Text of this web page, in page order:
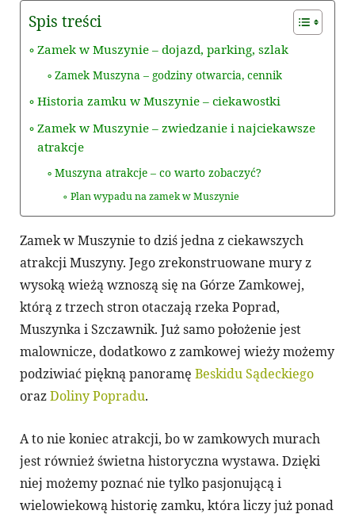
Spis treści
Zamek w Muszynie – dojazd, parking, szlak
Zamek Muszyna – godziny otwarcia, cennik
Historia zamku w Muszynie – ciekawostki
Zamek w Muszynie – zwiedzanie i najciekawsze
atrakcje
Muszyna atrakcje – co warto zobaczyć?
Plan wypadu na zamek w Muszynie
Zamek w Muszynie to dziś jedna z ciekawszych
atrakcji Muszyny. Jego zrekonstruowane mury z
wysoką wieżą wznoszą się na Górze Zamkowej,
którą z trzech stron otaczają rzeka Poprad,
Muszynka i Szczawnik. Już samo położenie jest
malownicze, dodatkowo z zamkowej wieży możemy
podziwiać piękną panoramę Beskidu Sądeckiego
orazDoliny Popradu.
A to nie koniec atrakcji, bo w zamkowych murach
jest również świetna historyczna wystawa. Dzięki
niej możemy poznać nie tylko pasjonującą i
wielowiekową historię zamku, która liczy już ponad